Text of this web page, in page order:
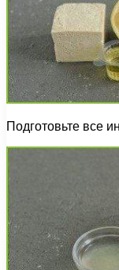
Подготовьте все